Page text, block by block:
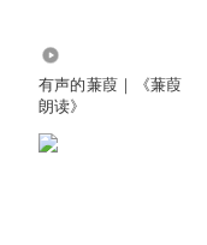
有声的蒹葭｜《蒹葭
朗读》